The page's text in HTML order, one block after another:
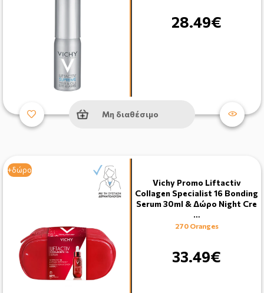
28.49€
Μη διαθέσιμο
+δώρο
Vichy Promo Liftactiv
Collagen Specialist 16 Bonding
Serum 30ml & Δώρο Night Cre
…
270 Oranges
33.49€